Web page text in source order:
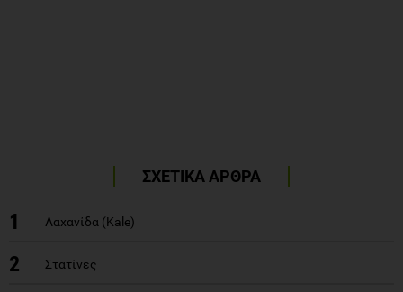
ΣΧΕΤΙΚΑ ΑΡΘΡΑ
1 Λαχανίδα (Kale)
2 Στατίνες